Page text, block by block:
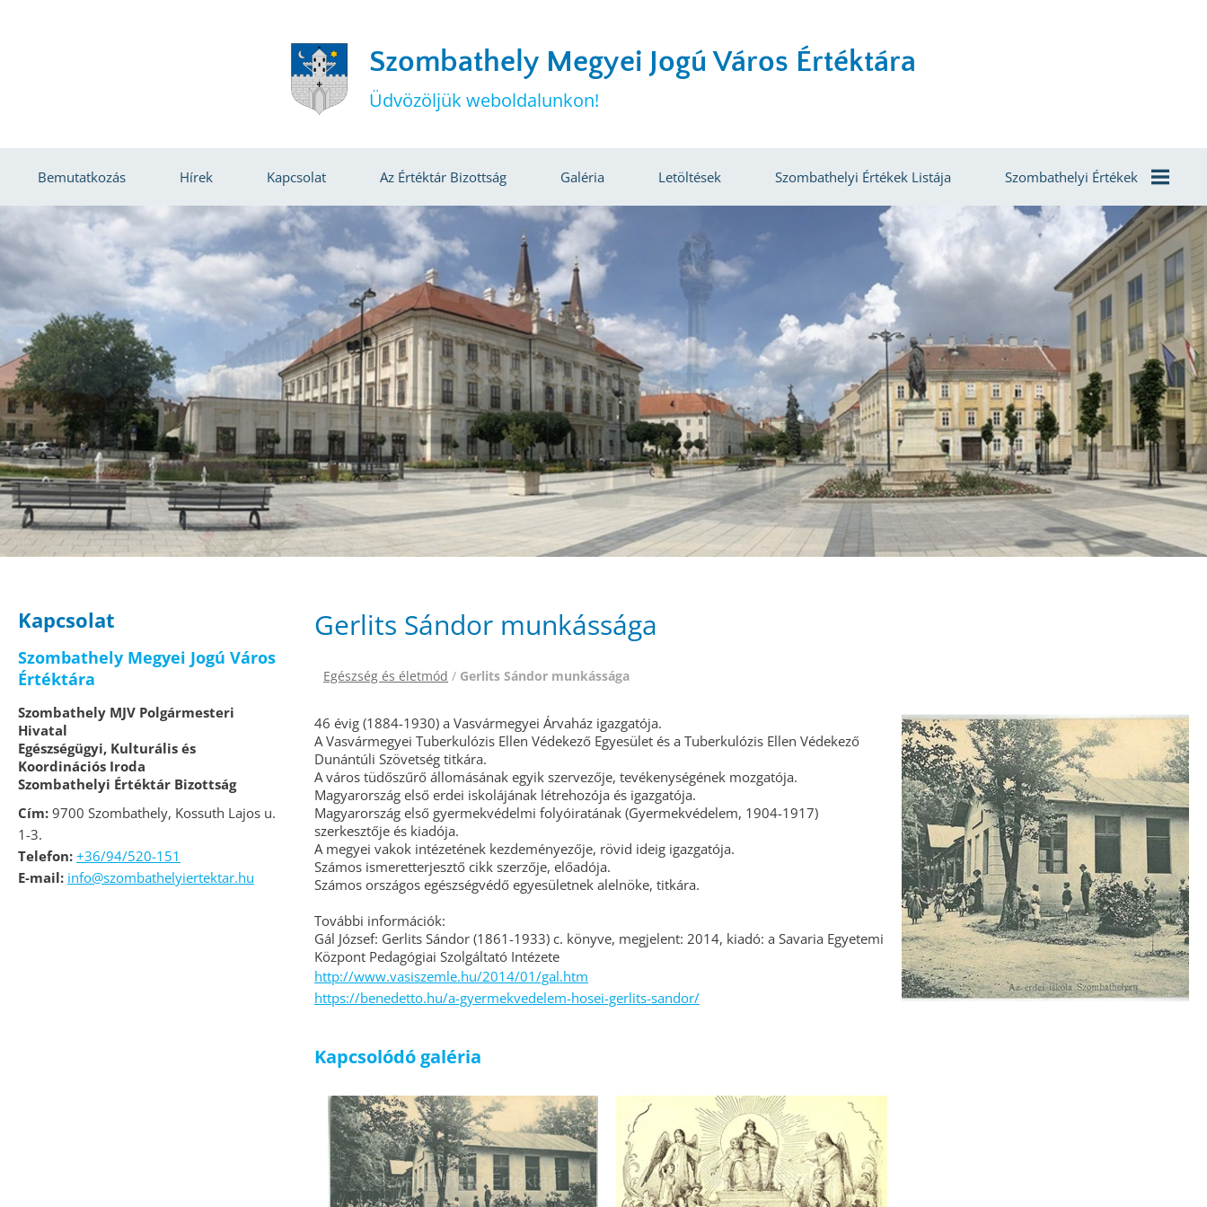
Szombathely Megyei Jogú Város Értéktára
Üdvözöljük weboldalunkon!
Bemutatkozás Hírek Kapcsolat Az Értéktár Bizottság Galéria Letöltések Szombathelyi Értékek Listája Szombathelyi Értékek
Agrár- És
Élelmiszergazdaság
Egészség És Életmód
Épített Környezet
Ipari És Műszaki
Megoldások
Kulturális Örökség
Kapcsolat
Szombathely Megyei Jogú Város
Értéktára
Szombathely MJV Polgármesteri
Hivatal
Egészségügyi, Kulturális és
Koordinációs Iroda
Szombathelyi Értéktár Bizottság
Cím: 9700 Szombathely, Kossuth Lajos u.
1-3.
Telefon: +36/94/520-151
E-mail: info@szombathelyiertektar.hu
Gerlits Sándor munkássága
Egészség és életmód / Gerlits Sándor munkássága
46 évig (1884-1930) a Vasvármegyei Árvaház igazgatója.
A Vasvármegyei Tuberkulózis Ellen Védekező Egyesület és a Tuberkulózis Ellen Védekező
Dunántúli Szövetség titkára.
A város tüdőszűrő állomásának egyik szervezője, tevékenységének mozgatója.
Magyarország első erdei iskolájának létrehozója és igazgatója.
Magyarország első gyermekvédelmi folyóiratának (Gyermekvédelem, 1904-1917)
szerkesztője és kiadója.
A megyei vakok intézetének kezdeményezője, rövid ideig igazgatója.
Számos ismeretterjesztő cikk szerzője, előadója.
Számos országos egészségvédő egyesületnek alelnöke, titkára.
További információk:
Gál József: Gerlits Sándor (1861-1933) c. könyve, megjelent: 2014, kiadó: a Savaria Egyetemi
Központ Pedagógiai Szolgáltató Intézete
http://www.vasiszemle.hu/2014/01/gal.htm
https://benedetto.hu/a-gyermekvedelem-hosei-gerlits-sandor/
Kapcsolódó galéria